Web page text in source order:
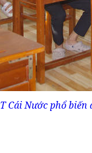
Cái Nước phổ